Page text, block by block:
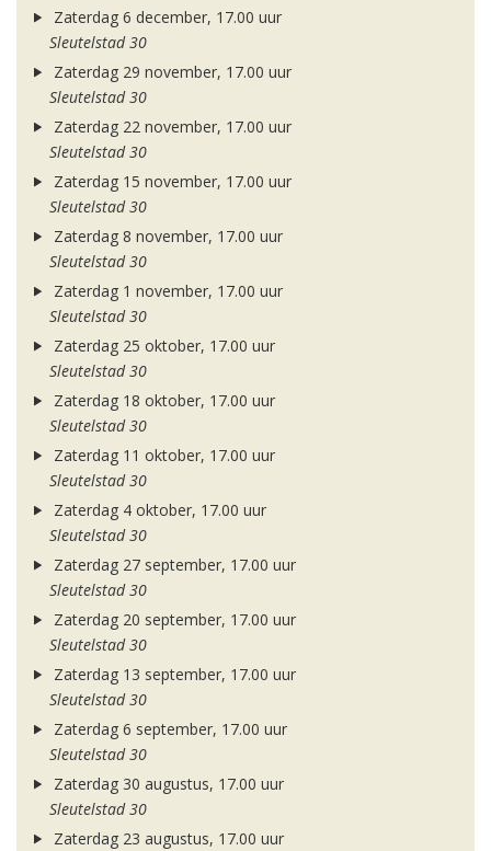
Zaterdag 6 december, 17.00 uur
Sleutelstad 30
Zaterdag 29 november, 17.00 uur
Sleutelstad 30
Zaterdag 22 november, 17.00 uur
Sleutelstad 30
Zaterdag 15 november, 17.00 uur
Sleutelstad 30
Zaterdag 8 november, 17.00 uur
Sleutelstad 30
Zaterdag 1 november, 17.00 uur
Sleutelstad 30
Zaterdag 25 oktober, 17.00 uur
Sleutelstad 30
Zaterdag 18 oktober, 17.00 uur
Sleutelstad 30
Zaterdag 11 oktober, 17.00 uur
Sleutelstad 30
Zaterdag 4 oktober, 17.00 uur
Sleutelstad 30
Zaterdag 27 september, 17.00 uur
Sleutelstad 30
Zaterdag 20 september, 17.00 uur
Sleutelstad 30
Zaterdag 13 september, 17.00 uur
Sleutelstad 30
Zaterdag 6 september, 17.00 uur
Sleutelstad 30
Zaterdag 30 augustus, 17.00 uur
Sleutelstad 30
Zaterdag 23 augustus, 17.00 uur